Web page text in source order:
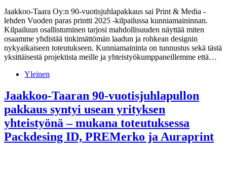
Jaakkoo-Taara Oy:n 90-vuotisjuhlapakkaus sai Print & Media -
lehden Vuoden paras printti 2025 -kilpailussa kunniamaininnan.
Kilpailuun osallistuminen tarjosi mahdollisuuden näyttää miten
osaamme yhdistää tinkimättömän laadun ja rohkean designin
nykyaikaiseen toteutukseen. Kunniamaininta on tunnustus sekä tästä
yksittäisestä projektista meille ja yhteistyökumppaneillemme että…
Yleinen
Jaakkoo-Taaran 90-vuotisjuhlapullon
pakkaus syntyi usean yrityksen
yhteistyönä – mukana toteutuksessa
Packdesing ID, PREMerko ja Auraprint